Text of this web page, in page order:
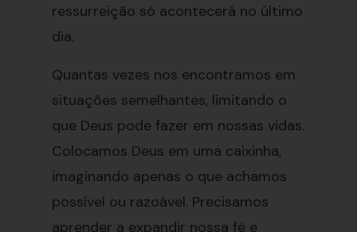
ressurreição só acontecerá no último
dia.
Quantas vezes nos encontramos em
situações semelhantes, limitando o
que Deus pode fazer em nossas vidas.
Colocamos Deus em uma caixinha,
imaginando apenas o que achamos
possível ou razoável. Precisamos
aprender a expandir nossa fé e